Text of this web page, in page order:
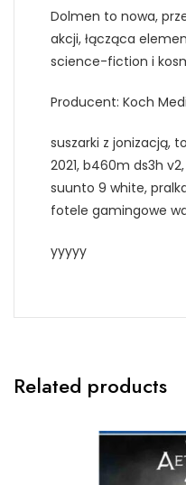
Dolmen to nowa,
akcji, łącząca
science-fiction i
Producent: Koch
suszarki z jonizacją,
2021, b460m ds3h
suunto 9 white,
fotele gamingowe
yyyyy
Related products